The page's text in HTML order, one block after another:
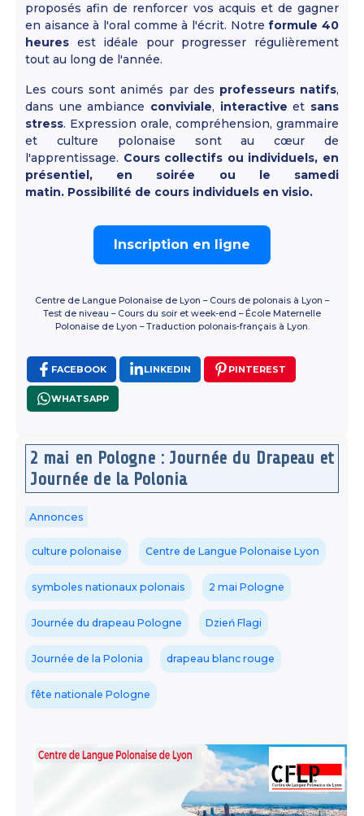
proposés afin de renforcer vos acquis et de gagner
en aisance à l'oral comme à l'écrit. Notreformule 40
heures est idéale pour progresser régulièrement
tout au long de l'année.
Les cours sont animés par des professeurs natifs,
dans une ambiance conviviale, interactive et sans
stress. Expression orale, compréhension, grammaire
et culture polonaise sont au cœur de
l'apprentissage. Cours collectifs ou individuels, en
présentiel, en soirée ou le samedi
matin. Possibilité de cours individuels en visio.
Inscription en ligne
Centre de Langue Polonaise de Lyon – Cours de polonais à Lyon –
Test de niveau – Cours du soir et week-end – École Maternelle
Polonaise de Lyon – Traduction polonais-français à Lyon.
FACEBOOK LINKEDIN PINTEREST
WHATSAPP
2 mai en Pologne : Journée du Drapeau et
Journée de la Polonia
Annonces
culture polonaise Centre de Langue Polonaise Lyon
symboles nationaux polonais 2 mai Pologne
Journée du drapeau Pologne Dzień Flagi
Journée de la Polonia drapeau blanc rouge
fête nationale Pologne